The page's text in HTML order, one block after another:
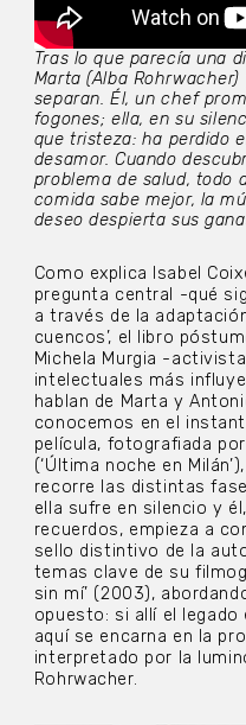
Tras lo que parecía una
Marta (Alba
separan. Él, un chef
fogones; ella, en su
que tristeza: ha perdido
desamor. Cuando
problema de salud, todo
comida sabe mejor, la
deseo despierta sus
Como explica Isabel
pregunta central -qué
a través de la
cuencos’, el libro
Michela Murgia -
intelectuales más
hablan de Marta y
conocemos en el
película, fotografiada
(‘Última noche en
recorre las distintas
ella sufre en silencio y
recuerdos, empieza a
sello distintivo de la
temas clave de su
sin mí’ (2003),
opuesto: si allí el
aquí se encarna en la
interpretado por la
Rohrwacher.